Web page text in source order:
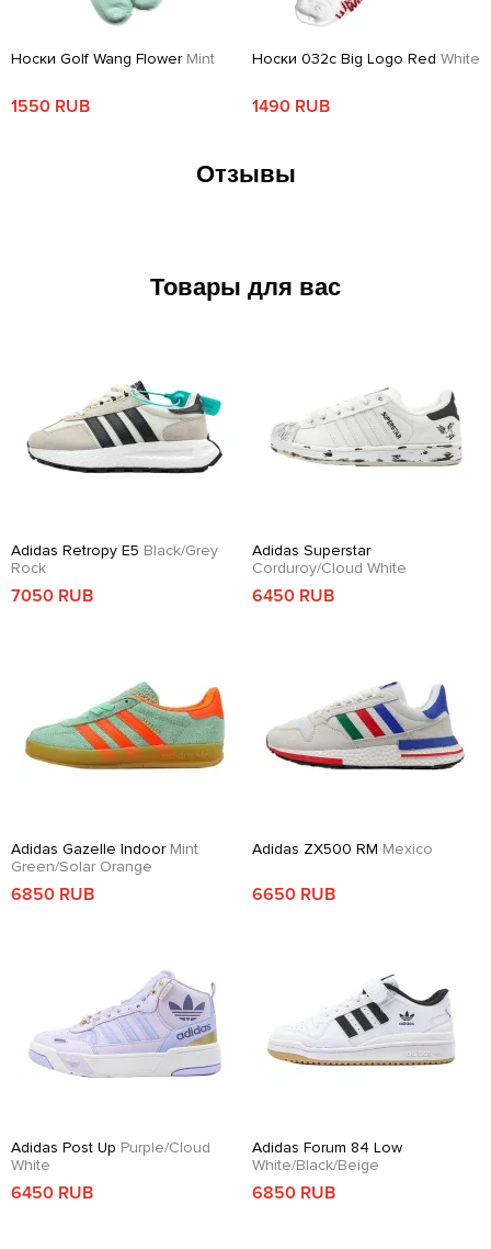
Носки Golf Wang Flower Mint
1550 RUB
Носки 032c Big Logo Red White
1490 RUB
Отзывы
Товары для вас
Adidas Retropy E5 Black/Grey
Rock
7050 RUB
Adidas Superstar
Corduroy/Cloud White
6450 RUB
Adidas Gazelle Indoor Mint
Green/Solar Orange
6850 RUB
Adidas ZX500 RM Mexico
6650 RUB
Adidas Post Up Purple/Cloud
White
6450 RUB
Adidas Forum 84 Low
White/Black/Beige
6850 RUB